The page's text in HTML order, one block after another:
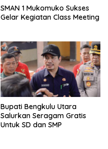
SMAN 1 Mukomuko Sukses
Gelar Kegiatan Class Meeting
Bupati Bengkulu Utara
Salurkan Seragam Gratis
Untuk SD dan SMP